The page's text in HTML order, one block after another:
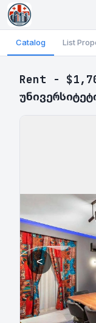
Catalog List
Rent -
<